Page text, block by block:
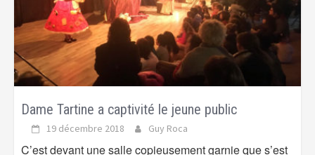
Dame Tartine a captivité le jeune public
19 décembre 2018 Guy Roca
C’est devant une salle copieusement garnie que s’est